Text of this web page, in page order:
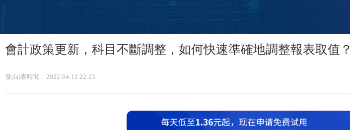
會計政策更新，科目不斷調整，如何快速準確地調整報表取值？
發(fā)表時間：2022-04-12 22:23